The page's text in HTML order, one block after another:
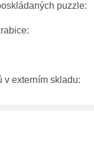
puzzle:
v externím skladu: